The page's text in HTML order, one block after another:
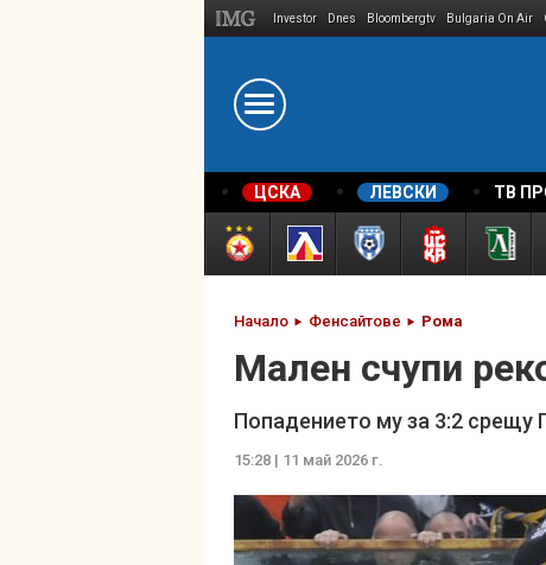
Investor Dnes Bloombergtv Bulgaria On Air
ЦСКА ЛЕВСКИ ТВ
Начало Фенсайтове Рома
Мален счупи
Попадението му за 3:2 срещу
15:28 | 11 май 2026 г.